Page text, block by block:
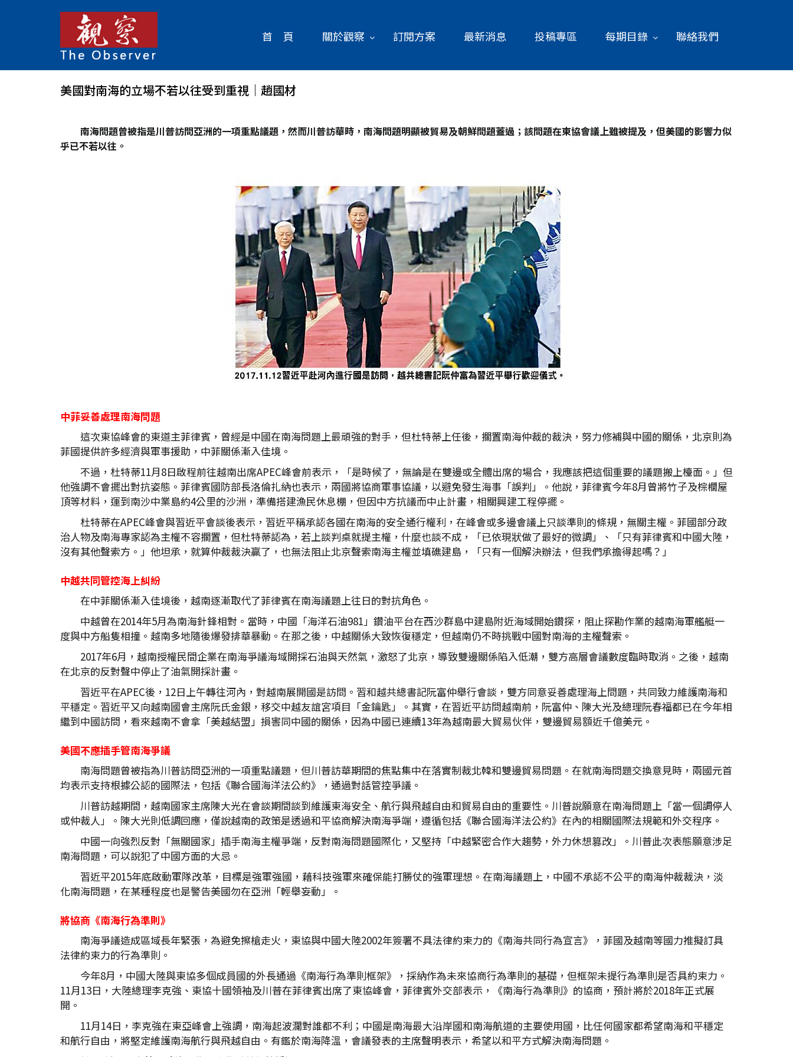
首 頁 關於觀察 訂閱方案 最新消息 投稿專區 每期目錄 聯絡我們
美國對南海的立場不若以往受到重視｜趙國材
南海問題曾被指是川普訪問亞洲的一項重點議題，然而川普訪華時，南海問題明顯被貿易及朝鮮問題蓋過；該問題在東協會議上雖被提及，但美國的影響力似
乎已不若以往。
中菲妥善處理南海問題
這次東協峰會的東道主菲律賓，曾經是中國在南海問題上最頑強的對手，但杜特蒂上任後，擱置南海仲裁的裁決，努力修補與中國的關係，北京則為
菲國提供許多經濟與軍事援助，中菲關係漸入佳境。
不過，杜特蒂11月8日啟程前往越南出席APEC峰會前表示，「是時候了，無論是在雙邊或全體出席的場合，我應該把這個重要的議題搬上檯面。」但
他強調不會擺出對抗姿態。菲律賓國防部長洛倫扎納也表示，兩國將協商軍事協議，以避免發生海事「誤判」。他說，菲律賓今年8月曾將竹子及棕櫚屋
頂等材料，運到南沙中業島約4公里的沙洲，準備搭建漁民休息棚，但因中方抗議而中止計畫，相關興建工程停擺。
杜特蒂在APEC峰會與習近平會談後表示，習近平稱承認各國在南海的安全通行權利，在峰會或多邊會議上只談準則的條規，無關主權。菲國部分政
治人物及南海專家認為主權不容擱置，但杜特蒂認為，若上談判桌就提主權，什麼也談不成，「已依現狀做了最好的微調」、「只有菲律賓和中國大陸，
沒有其他聲索方。」他坦承，就算仲裁裁決贏了，也無法阻止北京聲索南海主權並填礁建島，「只有一個解決辦法，但我們承擔得起嗎？」
中越共同管控海上糾紛
在中菲關係漸入佳境後，越南逐漸取代了菲律賓在南海議題上往日的對抗角色。
中越曾在2014年5月為南海針鋒相對。當時，中國「海洋石油981」鑽油平台在西沙群島中建島附近海域開始鑽探，阻止探勘作業的越南海軍艦艇一
度與中方船隻相撞。越南多地隨後爆發排華暴動。在那之後，中越關係大致恢復穩定，但越南仍不時挑戰中國對南海的主權聲索。
2017年6月，越南授權民間企業在南海爭議海域開採石油與天然氣，激怒了北京，導致雙邊關係陷入低潮，雙方高層會議數度臨時取消。之後，越南
在北京的反對聲中停止了油氣開採計畫。
習近平在APEC後，12日上午轉往河內，對越南展開國是訪問。習和越共總書記阮富仲舉行會談，雙方同意妥善處理海上問題，共同致力維護南海和
平穩定。習近平又向越南國會主席阮氏金銀，移交中越友誼宮項目「金鑰匙」。其實，在習近平訪問越南前，阮富仲、陳大光及總理阮春福都已在今年相
繼到中國訪問，看來越南不會拿「美越結盟」損害同中國的關係，因為中國已連續13年為越南最大貿易伙伴，雙邊貿易額近千億美元。
美國不應插手管南海爭議
南海問題曾被指為川普訪問亞洲的一項重點議題，但川普訪華期間的焦點集中在落實制裁北韓和雙邊貿易問題。在就南海問題交換意見時，兩國元首
均表示支持根據公認的國際法，包括《聯合國海洋法公約》，通過對話管控爭議。
川普訪越期間，越南國家主席陳大光在會談期間談到維護東海安全、航行與飛越自由和貿易自由的重要性。川普說願意在南海問題上「當一個調停人
或仲裁人」。陳大光則低調回應，僅說越南的政策是透過和平協商解決南海爭端，遵循包括《聯合國海洋法公約》在內的相關國際法規範和外交程序。
中國一向強烈反對「無關國家」插手南海主權爭端，反對南海問題國際化，又堅持「中越緊密合作大趨勢，外力休想篡改」。川普此次表態願意涉足
南海問題，可以說犯了中國方面的大忌。
習近平2015年底啟動軍隊改革，目標是強軍強國，藉科技強軍來確保能打勝仗的強軍理想。在南海議題上，中國不承認不公平的南海仲裁裁決，淡
化南海問題，在某種程度也是警告美國勿在亞洲「輕舉妄動」。
將協商《南海行為準則》
南海爭議造成區域長年緊張，為避免擦槍走火，東協與中國大陸2002年簽署不具法律約束力的《南海共同行為宣言》，菲國及越南等國力推擬訂具
法律約束力的行為準則。
今年8月，中國大陸與東協多個成員國的外長通過《南海行為準則框架》，採納作為未來協商行為準則的基礎，但框架未提行為準則是否具約束力。
11月13日，大陸總理李克強、東協十國領袖及川普在菲律賓出席了東協峰會，菲律賓外交部表示，《南海行為準則》的協商，預計將於2018年正式展
開。
11月14日，李克強在東亞峰會上強調，南海起波瀾對誰都不利；中國是南海最大沿岸國和南海航道的主要使用國，比任何國家都希望南海和平穩定
和航行自由，將堅定維護南海航行與飛越自由。有鑑於南海降溫，會議發表的主席聲明表示，希望以和平方式解決南海問題。